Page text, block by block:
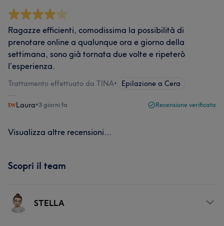
Ragazze efficienti, comodissima la possibilità di
prenotare online a qualunque ora e giorno della
settimana, sono già tornata due volte e ripeterò
l’esperienza.
Trattamento effettuato da TINA• Epilazione a Cera
Laura•3 giorni fa Recensione verificata
Visualizza altre recensioni...
Scopri il team
STELLA